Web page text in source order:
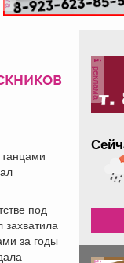
под
за годы
реклама